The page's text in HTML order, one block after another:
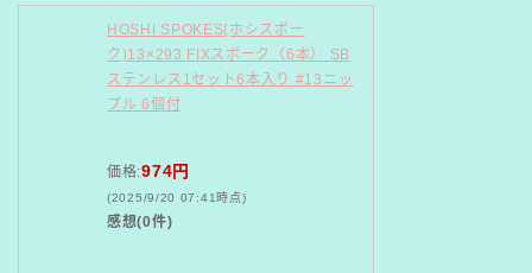
HOSHI SPOKES(ホシスポー
ク)13×293 FIXスポーク（6本） SB
ステンレス1セット6本入り #13ニッ
プル 6個付
価格:974円
(2025/9/20 07:41時点)
感想(0件)